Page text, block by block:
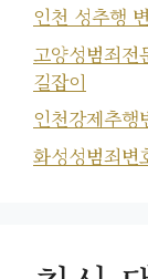
인천 성추행
고양성범죄전
길잡이
인천강제추행
화성성범죄변